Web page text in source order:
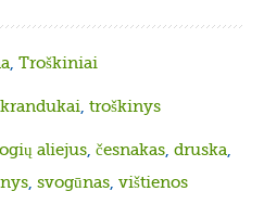
, Troškiniai
, troškinys
aliejus, česnakas, druska,
, svogūnas, vištienos